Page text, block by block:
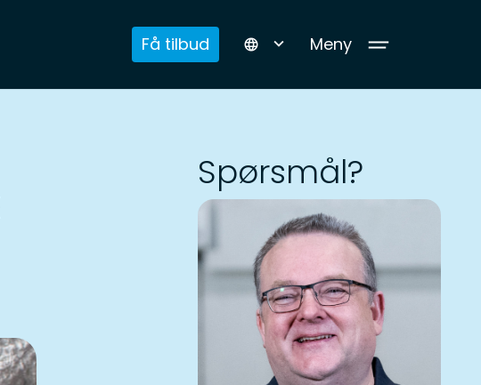
Få tilbud language Meny
Spørsmål?